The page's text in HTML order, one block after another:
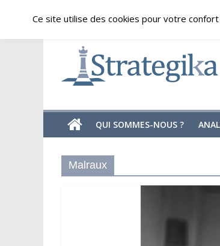
content
jeudi, août 6, 2026
Strategika
Expertise
Analyses
géostratégiques
QUI SOMMES-NOUS ?
Malraux
Ce site utilise des cookies pour votre